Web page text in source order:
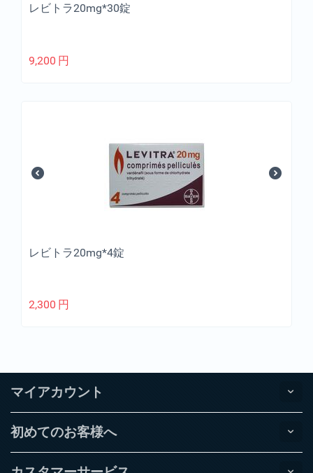
レビトラ20mg*30錠
9,200 円
レビトラ20mg*4錠
2,300 円
マイアカウント
初めてのお客様へ